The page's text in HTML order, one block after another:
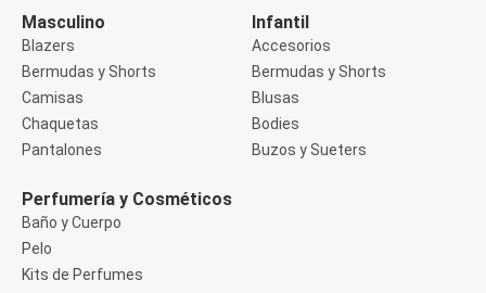
Bermudas y Shorts
Blusas y Remeras
Chaquetas y Sacos
Musculosa
Pantalones
Tops
Jeans
Lencería
Portaligas
Corset y Camisetes
Medias
Modeladores y Reductores
Plus Size
Masculino
Blazers
Bermudas y Shorts
Camisas
Chaquetas
Pantalones
Infantil
Accesorios
Bermudas y Shorts
Blusas
Bodies
Buzos y Sueters
Perfumería y Cosméticos
Baño y Cuerpo
Pelo
Kits de Perfumes